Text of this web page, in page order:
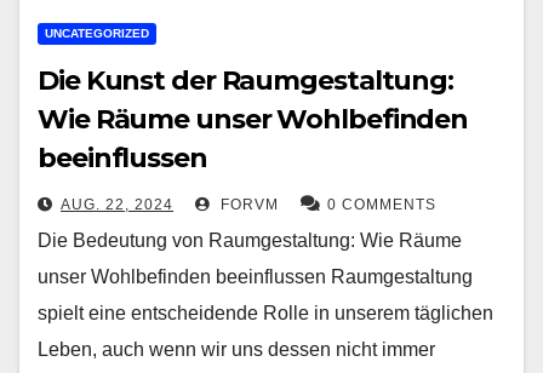
UNCATEGORIZED
Die Kunst der Raumgestaltung:
Wie Räume unser Wohlbefinden
beeinflussen
AUG. 22, 2024 FORVM 0 COMMENTS
Die Bedeutung von Raumgestaltung: Wie Räume
unser Wohlbefinden beeinflussen Raumgestaltung
spielt eine entscheidende Rolle in unserem täglichen
Leben, auch wenn wir uns dessen nicht immer